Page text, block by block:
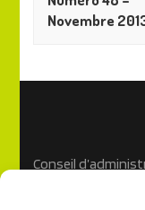
articles
Novembre
Conseil
Règlements